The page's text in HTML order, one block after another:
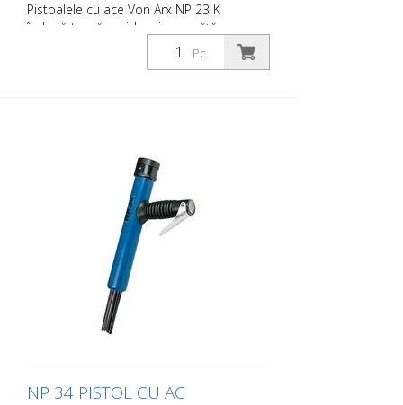
Pistoalele cu ace Von Arx NP 23 K
îndepărtează rapid rugina, curăță,
desprăfuiesc și degresează. În esență,
acestea netezesc suprafețele inegale.
ace de 2, 3 sau 4 mm, după cum doriți.
Greutate: 2,2 kg (4,9 lbs) Consumul de aer:
100 L/min. (3,5 cfm) Ace ø 3 mm: 19 buc.
Presiunea aerului: 100 psi (7 bar) max.
Conexiune: G 1/4 '' Nivelul de zgomot: 109
Pc.
NP 34 PISTOL CU AC